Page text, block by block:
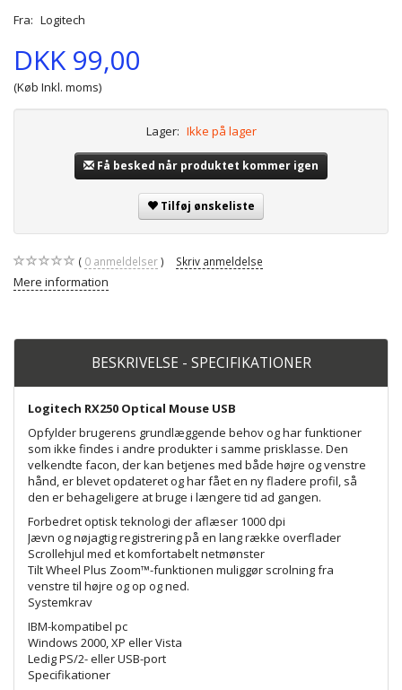
Fra: Logitech
DKK 99,00
(Køb Inkl. moms)
Lager: Ikke på lager
Få besked når produktet kommer igen
Tilføj ønskeliste
0 anmeldelser Skriv anmeldelse
Mere information
BESKRIVELSE - SPECIFIKATIONER
Logitech RX250 Optical Mouse USB
Opfylder brugerens grundlæggende behov og har funktioner
som ikke findes i andre produkter i samme prisklasse. Den
velkendte facon, der kan betjenes med både højre og venstre
hånd, er blevet opdateret og har fået en ny fladere profil, så
den er behageligere at bruge i længere tid ad gangen.
Forbedret optisk teknologi der aflæser 1000 dpi
Jævn og nøjagtig registrering på en lang række overflader
Scrollehjul med et komfortabelt netmønster
Tilt Wheel Plus Zoom™-funktionen muliggør scrolning fra
venstre til højre og op og ned.
Systemkrav
IBM-kompatibel pc
Windows 2000, XP eller Vista
Ledig PS/2- eller USB-port
Specifikationer